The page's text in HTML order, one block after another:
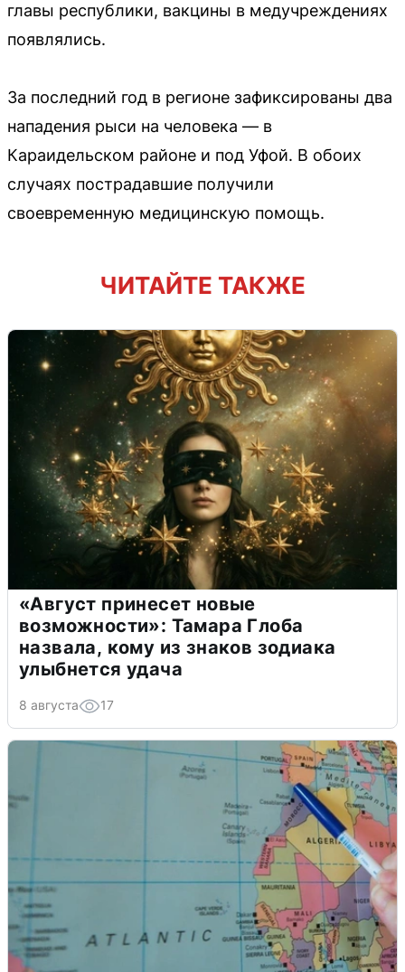
главы республики, вакцины в медучреждениях
появлялись.
За последний год в регионе зафиксированы два
нападения рыси на человека — в
Караидельском районе и под Уфой. В обоих
случаях пострадавшие получили
своевременную медицинскую помощь.
ЧИТАЙТЕ ТАКЖЕ
«Август принесет новые
возможности»: Тамара Глоба
назвала, кому из знаков зодиака
улыбнется удача
8 августа 17